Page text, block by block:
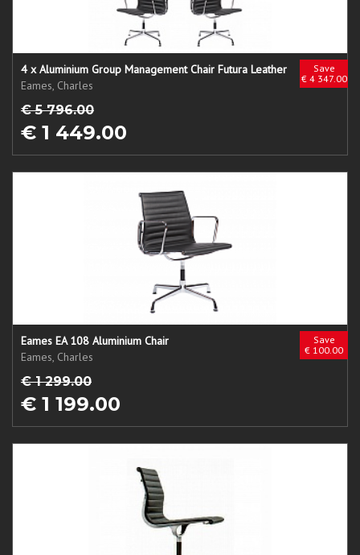
Save
€ 4 347.00
4 x Aluminium Group Management Chair Futura Leather
Eames, Charles
€ 5 796.00
€ 1 449.00
Save
€ 100.00
Eames EA 108 Aluminium Chair
Eames, Charles
€ 1 299.00
€ 1 199.00